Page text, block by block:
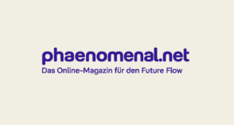
springen